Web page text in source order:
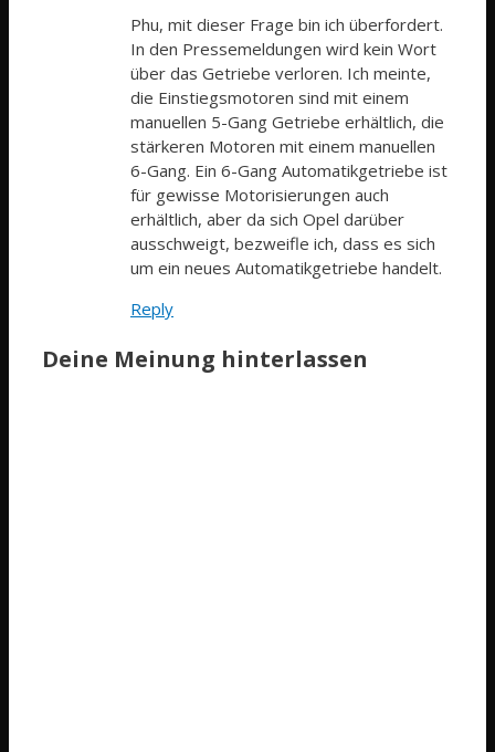
Phu, mit dieser Frage bin ich überfordert.
In den Pressemeldungen wird kein Wort
über das Getriebe verloren. Ich meinte,
die Einstiegsmotoren sind mit einem
manuellen 5-Gang Getriebe erhältlich, die
stärkeren Motoren mit einem manuellen
6-Gang. Ein 6-Gang Automatikgetriebe ist
für gewisse Motorisierungen auch
erhältlich, aber da sich Opel darüber
ausschweigt, bezweifle ich, dass es sich
um ein neues Automatikgetriebe handelt.
Reply
Deine Meinung hinterlassen